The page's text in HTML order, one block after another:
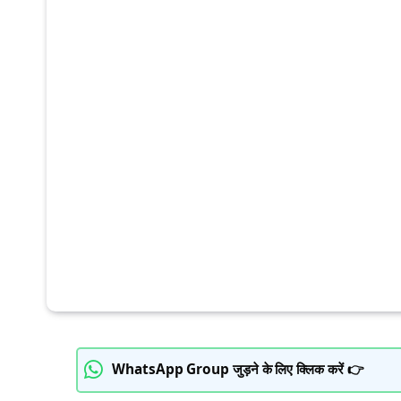
WhatsApp Group जुड़ने के लिए क्लिक करें 👉